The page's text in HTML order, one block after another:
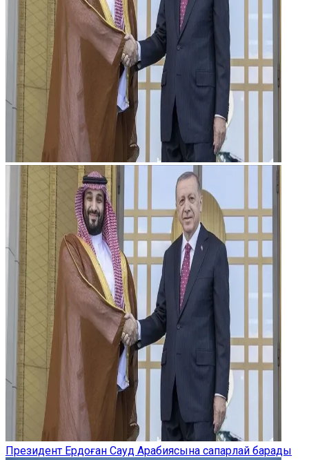
Президент Ердоған Сауд Арабиясына сапарлай барады